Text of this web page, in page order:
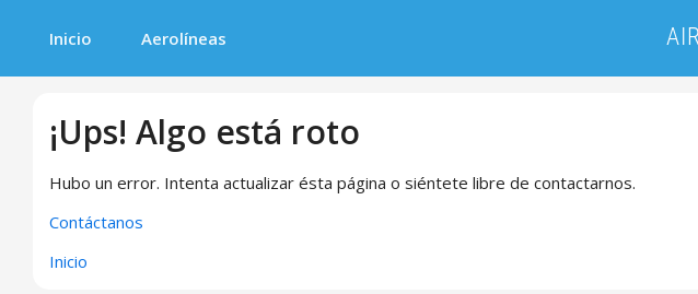
Inicio Aerolíneas
¡Ups! Algo está roto
Hubo un error. Intenta actualizar ésta página o siéntete libre de contactarnos.
Contáctanos
Inicio